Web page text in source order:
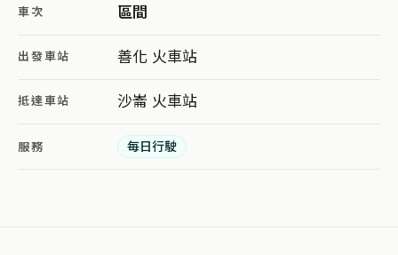
車次 區間
出發車站 善化 火車站
抵達車站 沙崙 火車站
服務 每日行駛